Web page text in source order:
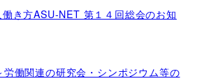
き方ASU-NET 第１４回総会のお知
働関連の研究会・シンポジウム等の